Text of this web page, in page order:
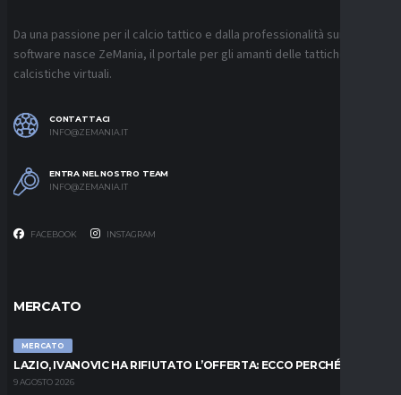
Da una passione per il calcio tattico e dalla professionalità sui
software nasce ZeMania, il portale per gli amanti delle tattiche
calcistiche virtuali.
CONTATTACI
INFO@ZEMANIA.IT
ENTRA NEL NOSTRO TEAM
INFO@ZEMANIA.IT
FACEBOOK INSTAGRAM
MERCATO
MERCATO
LAZIO, IVANOVIC HA RIFIUTATO L’OFFERTA: ECCO PERCHÉ
9 AGOSTO 2026